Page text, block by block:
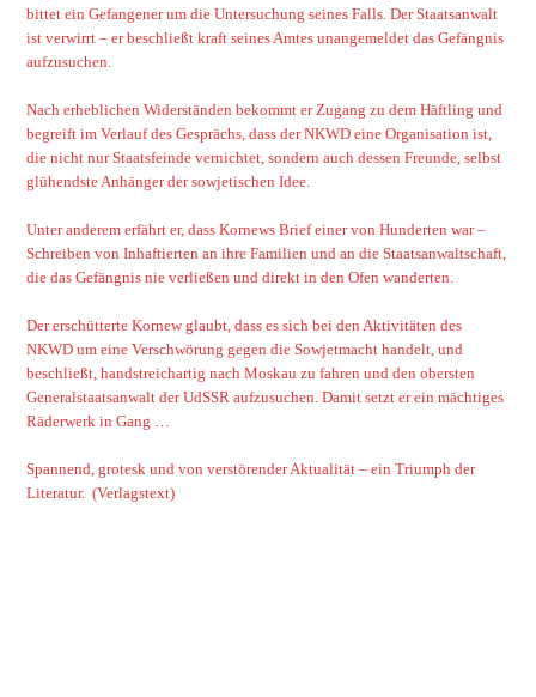
bittet ein Gefangener um die Untersuchung seines Falls. Der Staatsanwalt
ist verwirrt – er beschließt kraft seines Amtes unangemeldet das Gefängnis
aufzusuchen.
Nach erheblichen Widerständen bekommt er Zugang zu dem Häftling und
begreift im Verlauf des Gesprächs, dass der NKWD eine Organisation ist,
die nicht nur Staatsfeinde vernichtet, sondern auch dessen Freunde, selbst
glühendste Anhänger der sowjetischen Idee.
Unter anderem erfährt er, dass Kornews Brief einer von Hunderten war –
Schreiben von Inhaftierten an ihre Familien und an die Staatsanwaltschaft,
die das Gefängnis nie verließen und direkt in den Ofen wanderten.
Der erschütterte Kornew glaubt, dass es sich bei den Aktivitäten des
NKWD um eine Verschwörung gegen die Sowjetmacht handelt, und
beschließt, handstreichartig nach Moskau zu fahren und den obersten
Generalstaatsanwalt der UdSSR aufzusuchen. Damit setzt er ein mächtiges
Räderwerk in Gang …
Spannend, grotesk und von verstörender Aktualität – ein Triumph der
Literatur. (Verlagstext)